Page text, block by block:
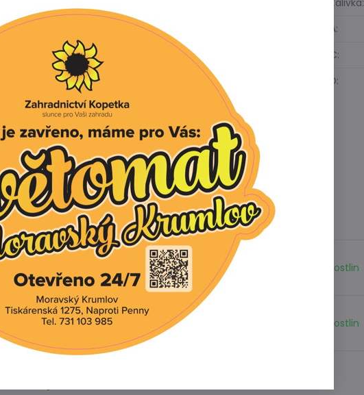
Zálivka:
A:
C:
D:
Facebook BlueskyPinterest
RedditLinkedIn
`Spot On Deep Rose`
Dostupné po zakořenění rostlin
ostrý `Yellow`
Dostupné po zakořenění rostlin